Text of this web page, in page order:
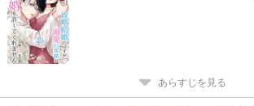
あらすじを見る